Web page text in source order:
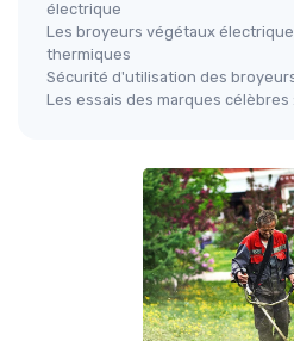
électrique
Les broyeurs végétaux
thermiques
Sécurité d'utilisation des
Les essais des marques célèbres